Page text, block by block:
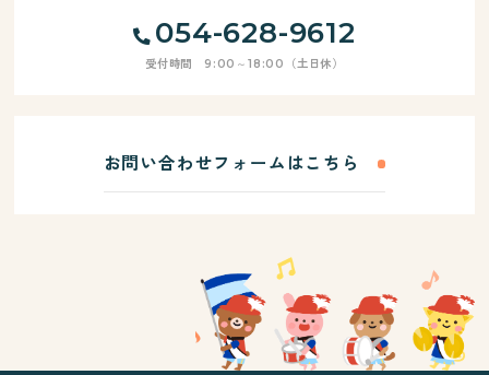
054-628-9612
受付時間 9:00～18:00（土日休）
お問い合わせフォームはこちら